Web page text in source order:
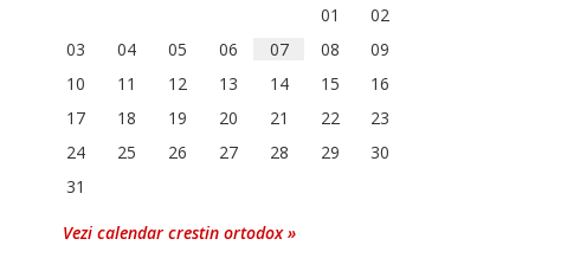
01
02
03
04 05 06 07 08
09
10
11 12 13 14 15
16
17
18 19 20 21 22
23
24
25 26 27 28 29
30
31
Vezi calendar crestin ortodox »